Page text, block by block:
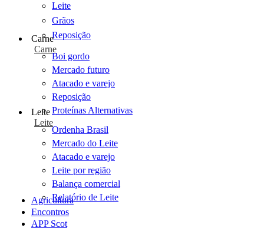
Leite
Grãos
Reposição
Carne
Carne
Boi gordo
Mercado futuro
Atacado e varejo
Reposição
Proteínas Alternativas
Leite
Leite
Ordenha Brasil
Mercado do Leite
Atacado e varejo
Leite por região
Balança comercial
Relatório de Leite
Agricultura
Encontros
APP Scot